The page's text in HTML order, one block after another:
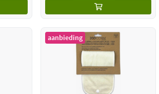
aanbieding